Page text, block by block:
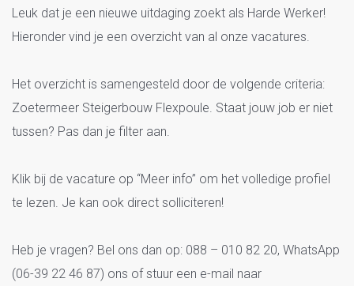
Vacatures Zoetermeer
Steigerbouw Flexpoule
Leuk dat je een nieuwe uitdaging zoekt als Harde Werker!
Hieronder vind je een overzicht van al onze vacatures.
Het overzicht is samengesteld door de volgende criteria:
Zoetermeer Steigerbouw Flexpoule. Staat jouw job er niet
tussen? Pas dan je filter aan.
Klik bij de vacature op “Meer info” om het volledige profiel
te lezen. Je kan ook direct solliciteren!
Heb je vragen? Bel ons dan op: 088 – 010 82 20, WhatsApp
(06-39 22 46 87) ons of stuur een e-mail naar